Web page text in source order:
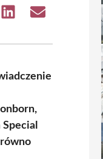
Share Share